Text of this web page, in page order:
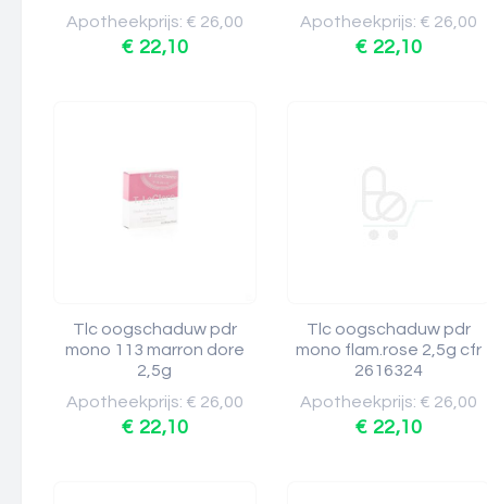
Apotheekprijs: € 26,00
€ 22,10
Apotheekprijs: € 26,00
€ 22,10
Tlc oogschaduw pdr
mono 113 marron dore
2,5g
Apotheekprijs: € 26,00
€ 22,10
Tlc oogschaduw pdr
mono flam.rose 2,5g cfr
2616324
Apotheekprijs: € 26,00
€ 22,10